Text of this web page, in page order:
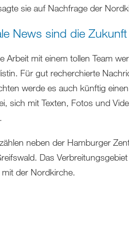
sie auf Nachfrage der
News sind die Zukunft
Arbeit mit einem tollen Team
Für gut recherchierte
werde es auch künftig
sich mit Texten, Fotos und
neben der Hamburger
Das
der Nordkirche.